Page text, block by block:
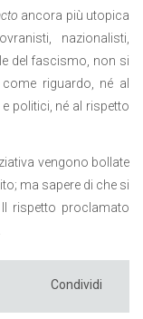
ancora più utopica
nazionalisti,
del fascismo, non si
riguardo, né al
politici, né al rispetto
vengono bollate
ma sapere di che si
rispetto proclamato
Condividi